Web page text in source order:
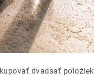
dvadsať položiek